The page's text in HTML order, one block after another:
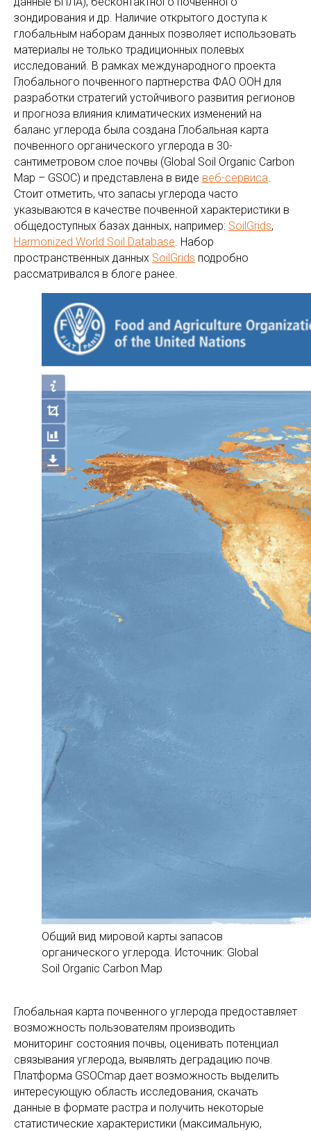
зондирования и др. Наличие открытого доступа к
глобальным наборам данных позволяет использовать
материалы не только традиционных полевых
исследований. В рамках международного проекта
Глобального почвенного партнерства ФАО ООН для
разработки стратегий устойчивого развития регионов
и прогноза влияния климатических изменений на
баланс углерода была создана Глобальная карта
почвенного органического углерода в 30-
сантиметровом слое почвы (Global Soil Organic Carbon
Map – GSOC) и представлена в виде веб-сервиса.
Стоит отметить, что запасы углерода часто
указываются в качестве почвенной характеристики в
общедоступных базах данных, например: SoilGrids,
Harmonized World Soil Database. Набор
пространственных данных SoilGrids подробно
рассматривался в блоге ранее.
Общий вид мировой карты запасов
органического углерода. Источник: Global
Soil Organic Carbon Map
Глобальная карта почвенного углерода предоставляет
возможность пользователям производить
мониторинг состояния почвы, оценивать потенциал
связывания углерода, выявлять деградацию почв.
Платформа GSOCmap дает возможность выделить
интересующую область исследования, скачать
данные в формате растра и получить некоторые
статистические характеристики (максимальную,